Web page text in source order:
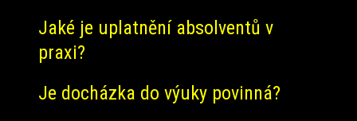
Jaké je uplatnění absolventů v
praxi?
Je docházka do výuky povinná?